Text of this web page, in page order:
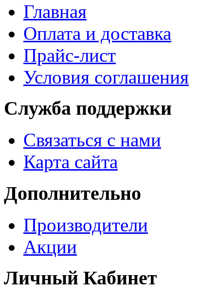
Главная
Оплата и доставка
Прайс-лист
Условия соглашения
Служба поддержки
Связаться с нами
Карта сайта
Дополнительно
Производители
Акции
Личный Кабинет